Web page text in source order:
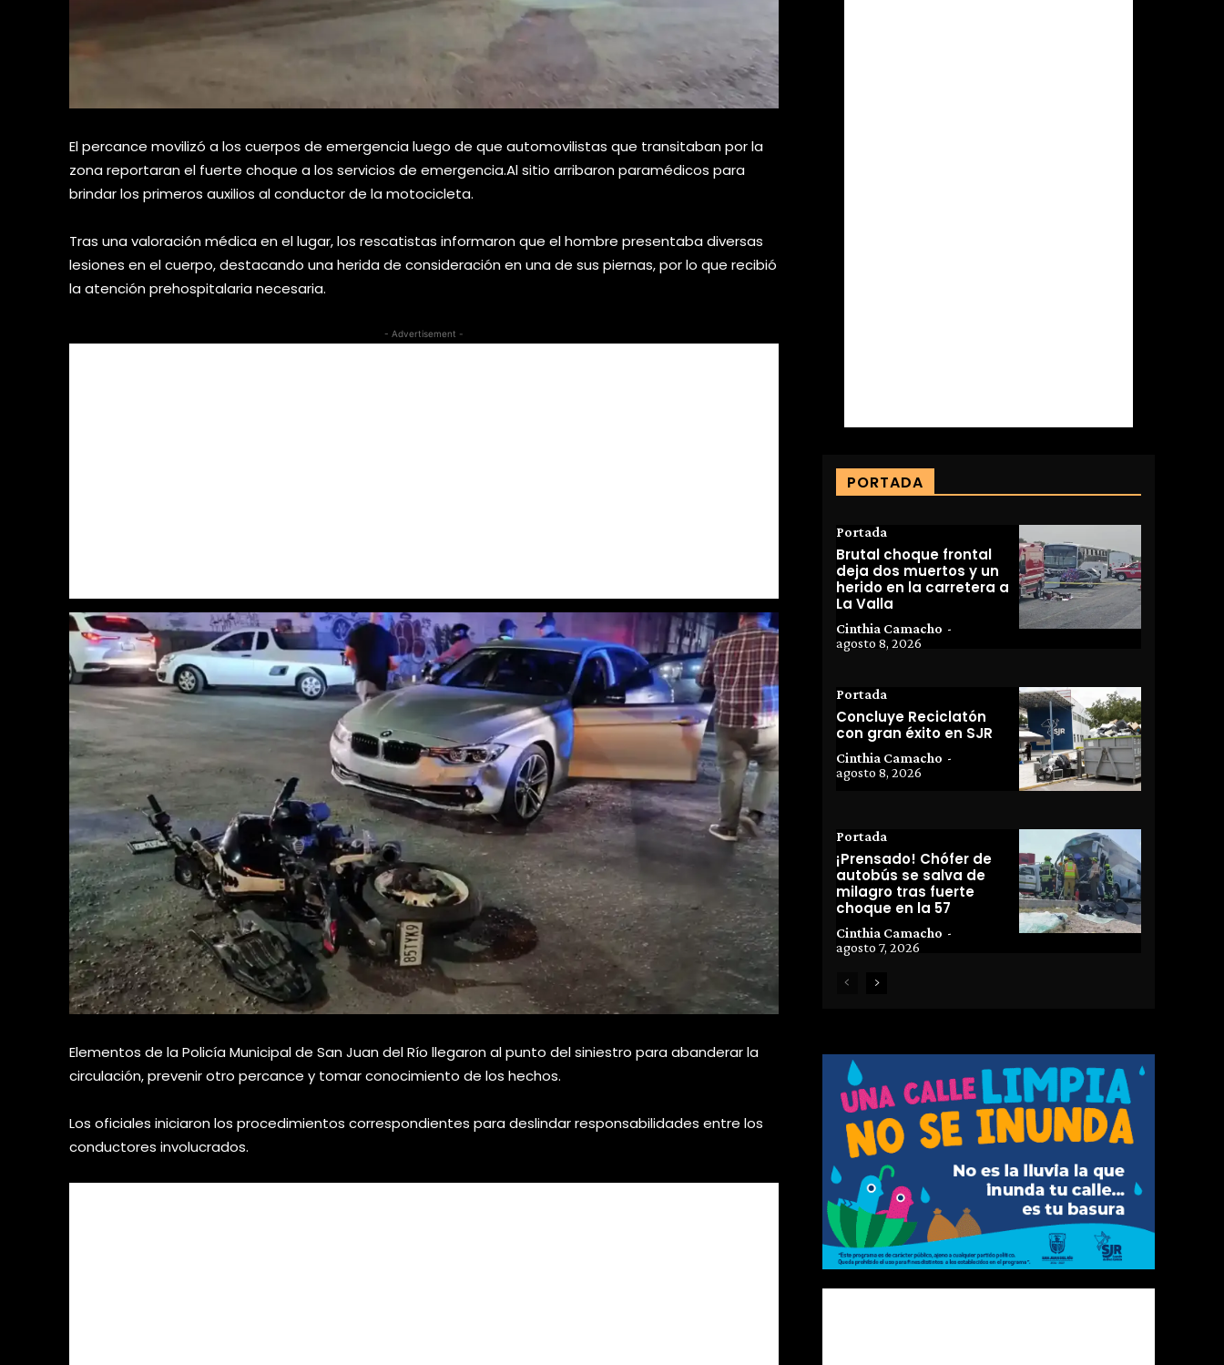
El percance movilizó a los cuerpos de emergencia luego de que automovilistas que transitaban por la
zona reportaran el fuerte choque a los servicios de emergencia.Al sitio arribaron paramédicos para
brindar los primeros auxilios al conductor de la motocicleta.
Tras una valoración médica en el lugar, los rescatistas informaron que el hombre presentaba diversas
lesiones en el cuerpo, destacando una herida de consideración en una de sus piernas, por lo que recibió
la atención prehospitalaria necesaria.
- Advertisement -
Elementos de la Policía Municipal de San Juan del Río llegaron al punto del siniestro para abanderar la
circulación, prevenir otro percance y tomar conocimiento de los hechos.
Los oficiales iniciaron los procedimientos correspondientes para deslindar responsabilidades entre los
conductores involucrados.
PORTADA
Portada
Brutal choque frontal
deja dos muertos y un
herido en la carretera a
La Valla
Cinthia Camacho -
agosto 8, 2026
Portada
Concluye Reciclatón
con gran éxito en SJR
Cinthia Camacho -
agosto 8, 2026
Portada
¡Prensado! Chófer de
autobús se salva de
milagro tras fuerte
choque en la 57
Cinthia Camacho -
agosto 7, 2026